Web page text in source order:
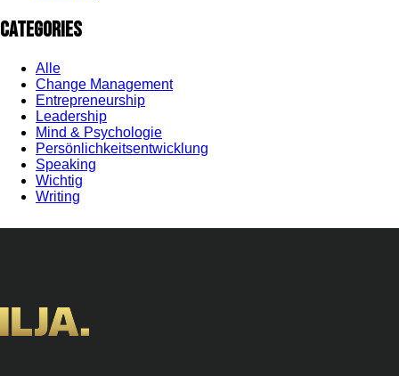
Categories
Alle
Change Management
Entrepreneurship
Leadership
Mind & Psychologie
Persönlichkeitsentwicklung
Speaking
Wichtig
Writing